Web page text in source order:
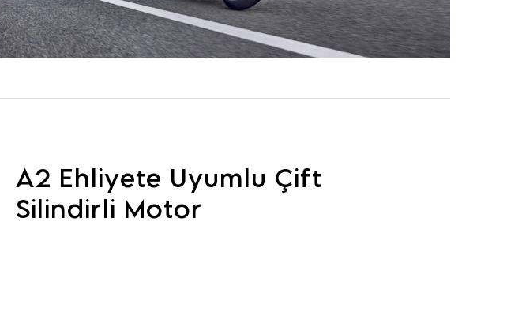
A2 Ehliyete Uyumlu Çift
Silindirli Motor